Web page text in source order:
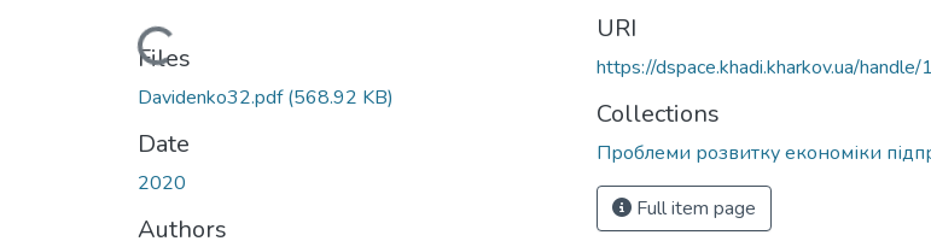
Loading...
Files
Davidenko32.pdf(568.92 KB)
Date
2020
Authors
URI
https://dspace.khadi.kharkov.ua/
Collections
Проблеми розвитку економіки
Full item page